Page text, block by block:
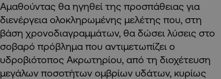
Αμαθούντας θα ηγηθεί της προσπάθειας για
διενέργεια ολοκληρωμένης μελέτης που, στη
βάση χρονοδιαγραμμάτων, θα δώσει λύσεις στο
σοβαρό πρόβλημα που αντιμετωπίζει ο
υδροβιότοπος Ακρωτηρίου, από τη διοχέτευση
μεγάλων ποσοτήτων ομβρίων υδάτων, κυρίως